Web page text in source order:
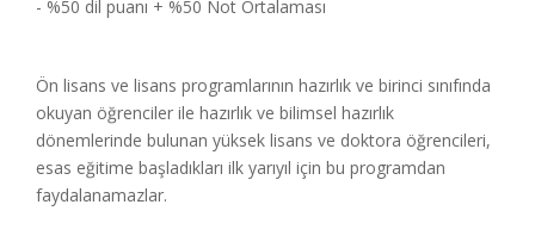
- %50 dil puanı + %50 Not Ortalaması
Ön lisans ve lisans programlarının hazırlık ve birinci sınıfında
okuyan öğrenciler ile hazırlık ve bilimsel hazırlık
dönemlerinde bulunan yüksek lisans ve doktora öğrencileri,
esas eğitime başladıkları ilk yarıyıl için bu programdan
faydalanamazlar.